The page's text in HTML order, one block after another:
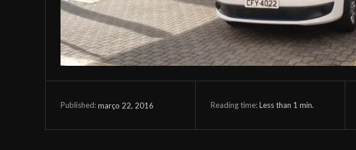
Published:março 22, 2016 Reading time:Less than 1 min.